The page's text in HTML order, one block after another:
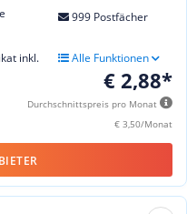
999 Postfächer
inkl. Alle Funktionen
€ 2,88*
Durchschnittspreis pro Monat
€ 3,50/Monat